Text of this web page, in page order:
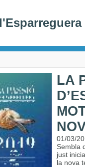
LA
01/03/
Sembla
just
la nova